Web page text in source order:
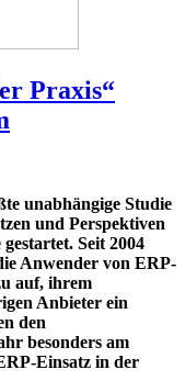
Praxis“
unabhängige Studie
und Perspektiven
Seit 2004
Anwender von ERP-
auf, ihrem
Anbieter ein
den
besonders am
Einsatz in der